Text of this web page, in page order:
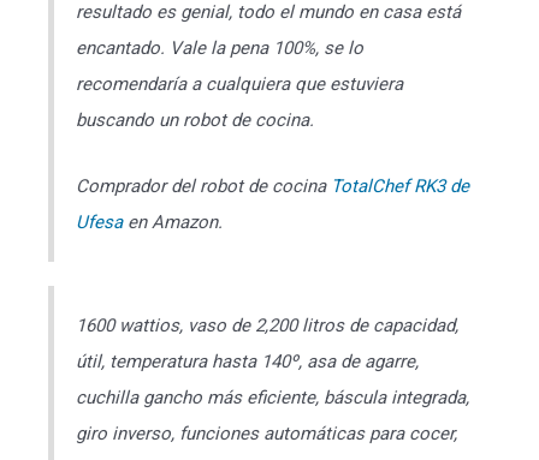
resultado es genial, todo el mundo en casa está
encantado. Vale la pena 100%, se lo
recomendaría a cualquiera que estuviera
buscando un robot de cocina.
Comprador del robot de cocina TotalChef RK3 de
Ufesaen Amazon.
1600 wattios, vaso de 2,200 litros de capacidad,
útil, temperatura hasta 140º, asa de agarre,
cuchilla gancho más eficiente, báscula integrada,
giro inverso, funciones automáticas para cocer,